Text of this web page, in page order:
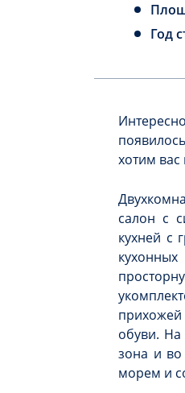
Год
хотим вас
салон с
кухней с
обуви. На
зона и
морем и